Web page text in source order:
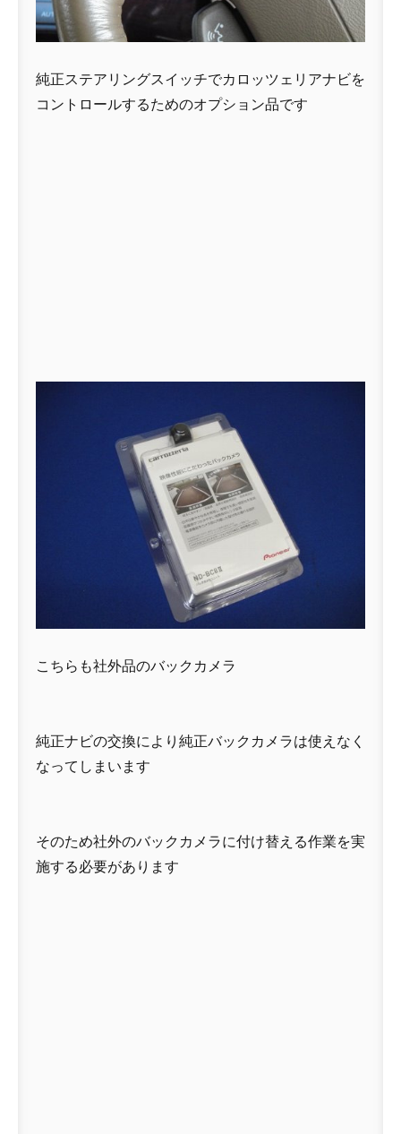
純正ステアリングスイッチでカロッツェリアナビを
コントロールするためのオプション品です
こちらも社外品のバックカメラ
純正ナビの交換により純正バックカメラは使えなく
なってしまいます
そのため社外のバックカメラに付け替える作業を実
施する必要があります